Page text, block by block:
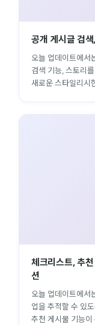
공개 게시글 검
오늘 업데이트에서
검색 기능, 스토리
새로운 스타일리시
체크리스트, 추
션
오늘 업데이트에서
업을 추적할 수 있
추천 게시물 기능